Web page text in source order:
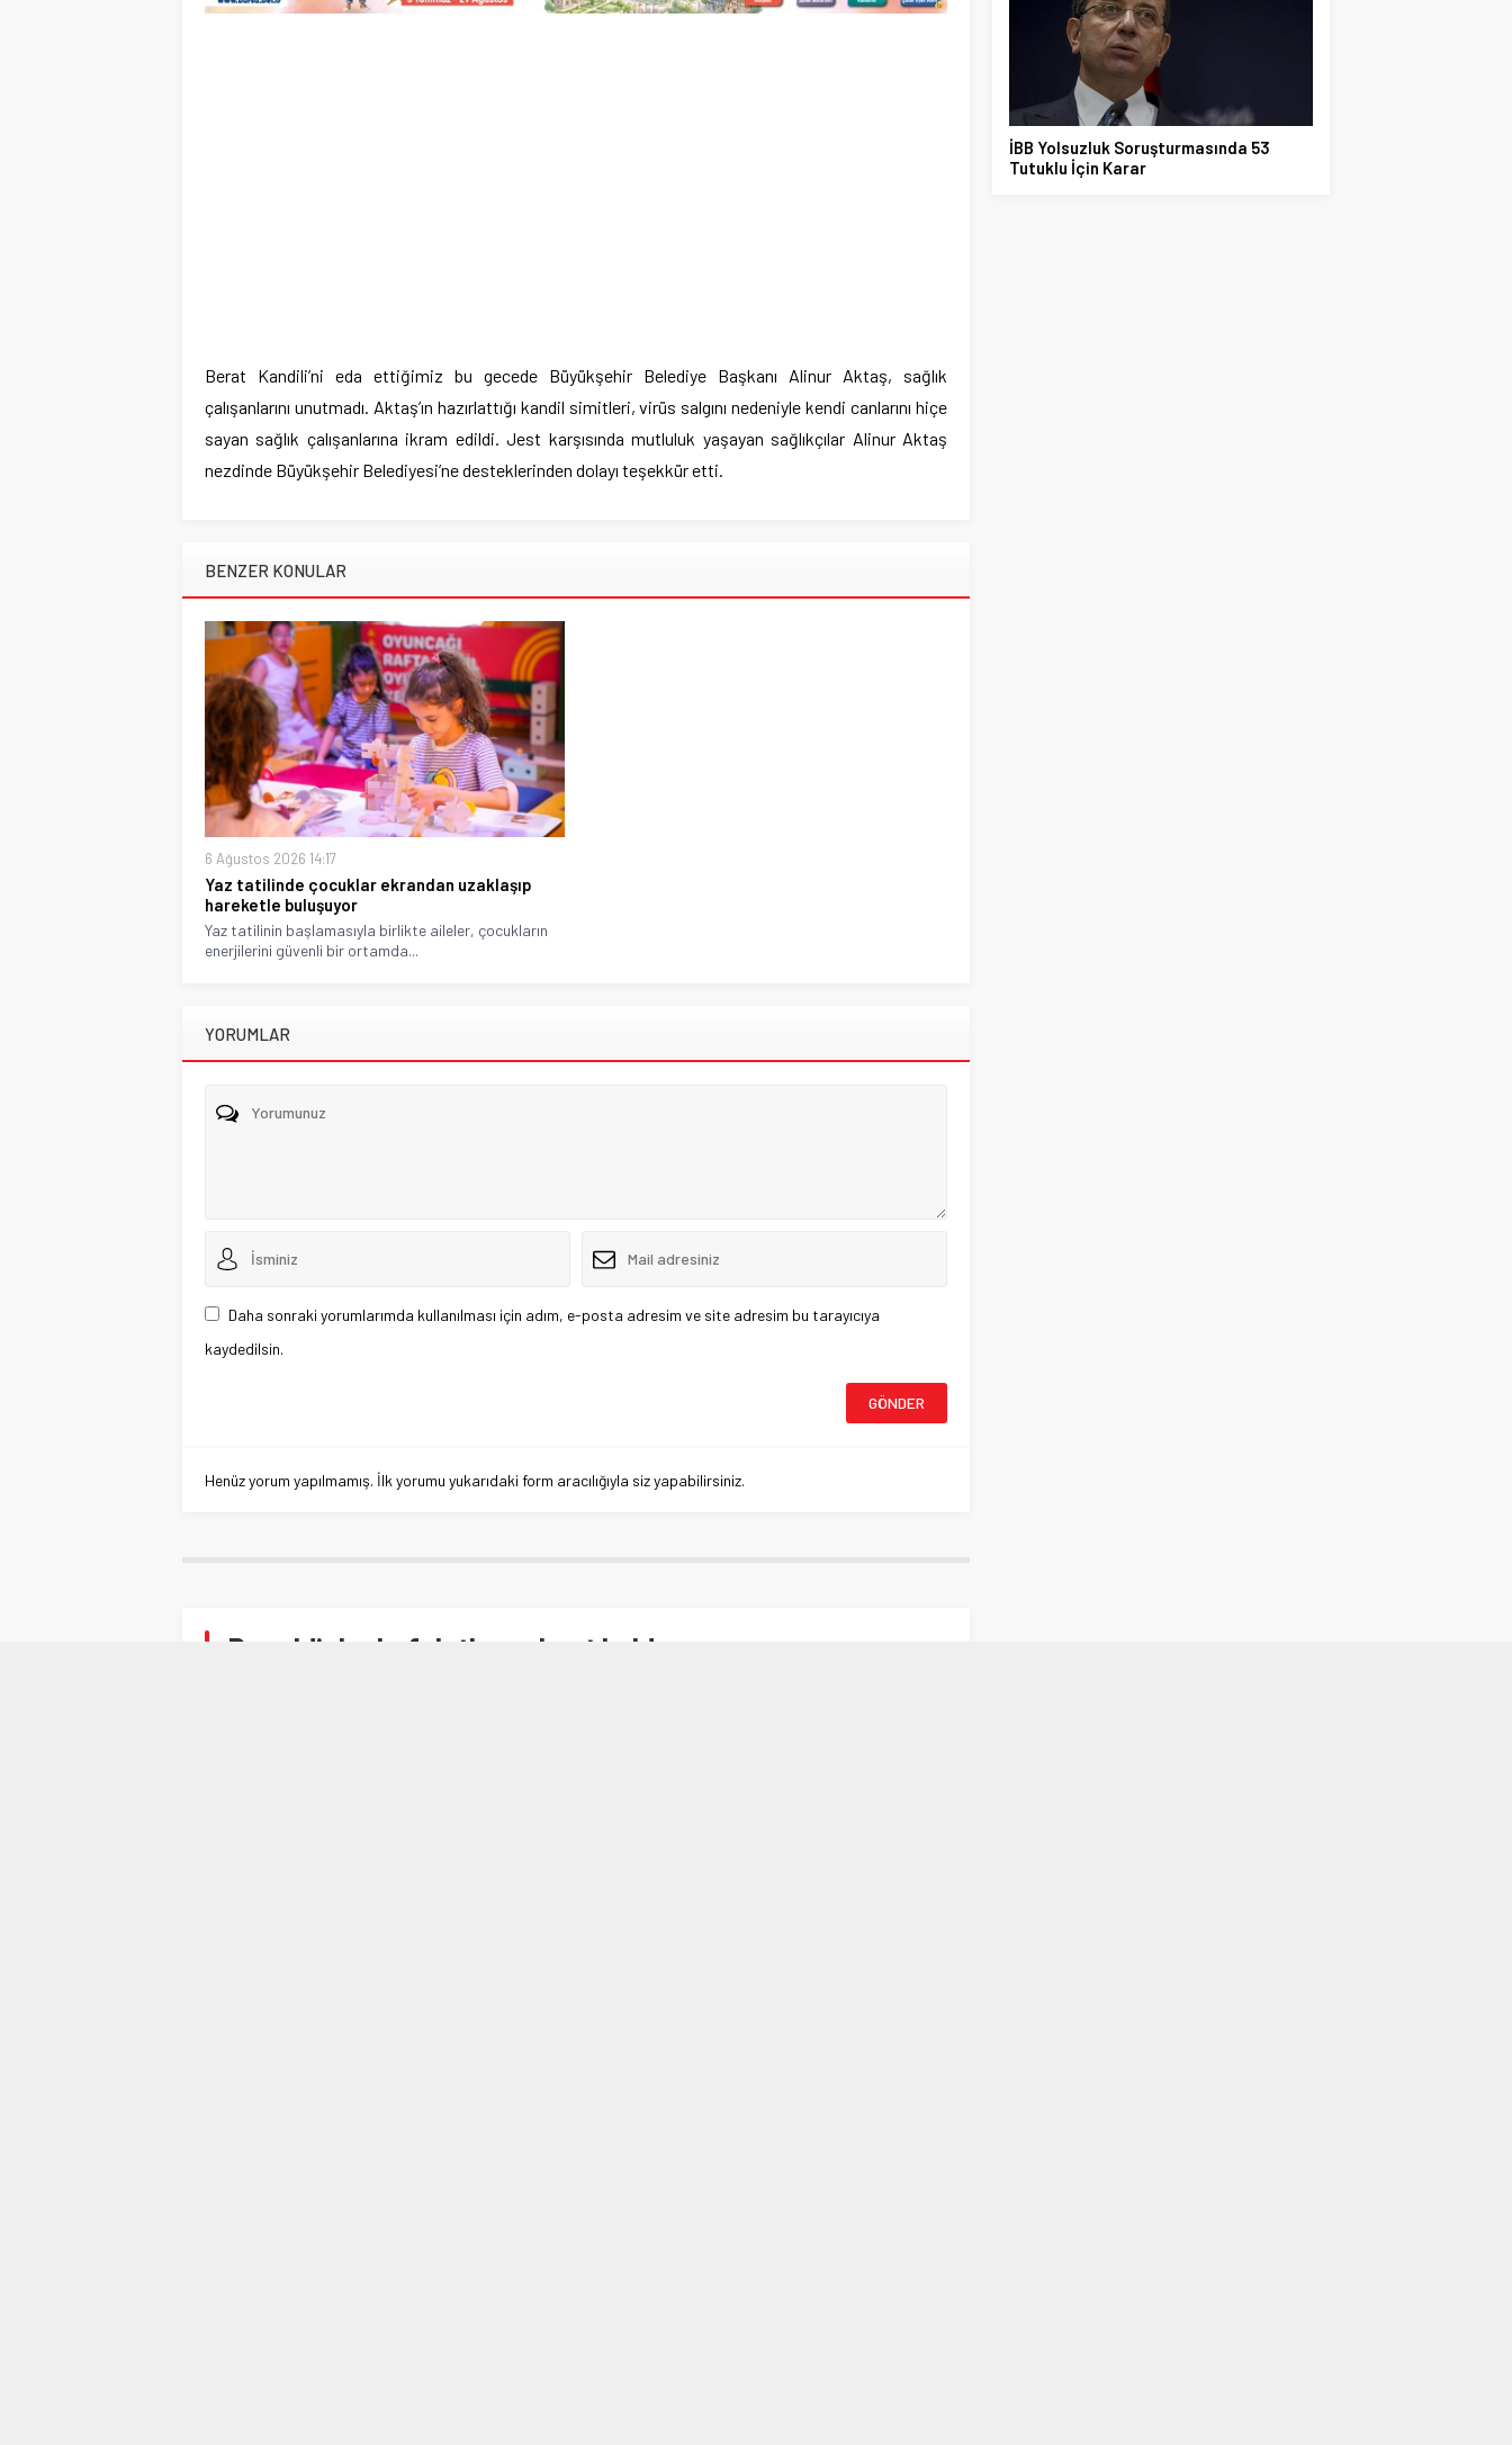
Berat Kandili’ni eda ettiğimiz bu gecede Büyükşehir Belediye Başkanı Alinur Aktaş, sağlık
çalışanlarını unutmadı. Aktaş’ın hazırlattığı kandil simitleri, virüs salgını nedeniyle kendi canlarını hiçe
sayan sağlık çalışanlarına ikram edildi. Jest karşısında mutluluk yaşayan sağlıkçılar Alinur Aktaş
nezdinde Büyükşehir Belediyesi’ne desteklerinden dolayı teşekkür etti.
BENZER KONULAR
6 Ağustos 2026 14:17
Yaz tatilinde çocuklar ekrandan uzaklaşıp
hareketle buluşuyor
Yaz tatilinin başlamasıyla birlikte aileler, çocukların
enerjilerini güvenli bir ortamda...
YORUMLAR
Daha sonraki yorumlarımda kullanılması için adım, e-posta adresim ve site adresim bu tarayıcıya
kaydedilsin.
Henüz yorum yapılmamış. İlk yorumu yukarıdaki form aracılığıyla siz yapabilirsiniz.
Ronaldinho kefaletle serbest kaldı
İBB Yolsuzluk Soruşturmasında 53
Tutuklu İçin Karar